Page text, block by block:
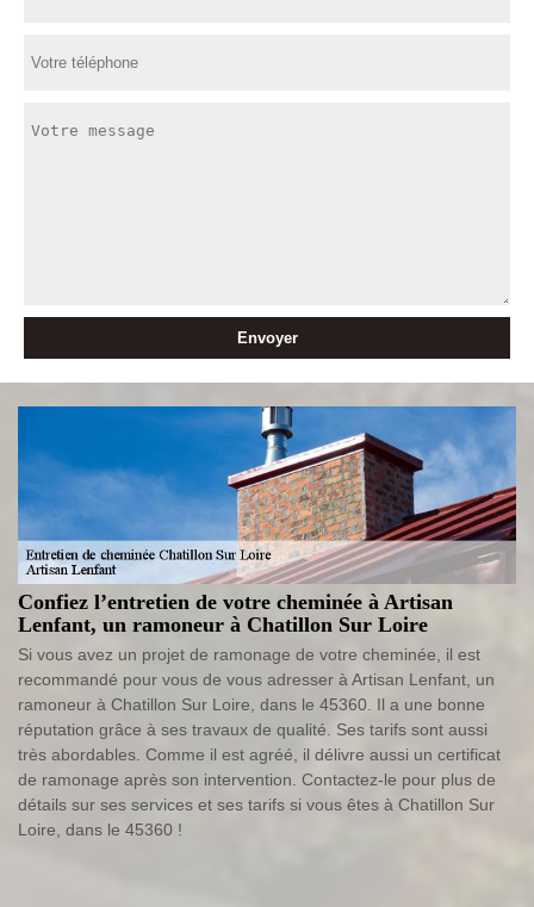
Confiez l’entretien de votre cheminée à Artisan
Lenfant, un ramoneur à Chatillon Sur Loire
Si vous avez un projet de ramonage de votre cheminée, il est
recommandé pour vous de vous adresser à Artisan Lenfant, un
ramoneur à Chatillon Sur Loire, dans le 45360. Il a une bonne
réputation grâce à ses travaux de qualité. Ses tarifs sont aussi
très abordables. Comme il est agréé, il délivre aussi un certificat
de ramonage après son intervention. Contactez-le pour plus de
détails sur ses services et ses tarifs si vous êtes à Chatillon Sur
Loire, dans le 45360 !